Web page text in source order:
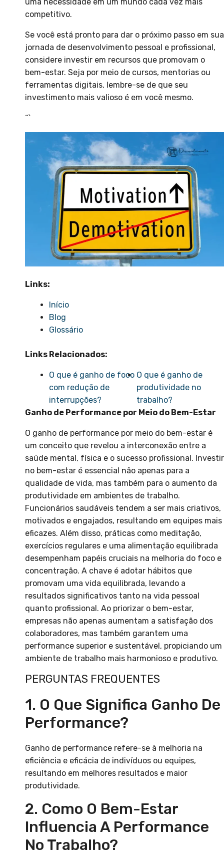
competitivo.
Se você está pronto para dar o próximo passo em sua
jornada de desenvolvimento pessoal e profissional,
considere investir em recursos que promovam o
bem-estar. Seja por meio de cursos, mentorias ou
ferramentas digitais, lembre-se de que seu
investimento mais valioso é em você mesmo.
“`
Links:
Início
Blog
Glossário
Links Relacionados:
O que é ganho de foco
com redução de
interrupções?
O que é ganho de
produtividade no
trabalho?
Ganho de Performance por Meio do Bem-Estar
O ganho de performance por meio do bem-estar é
um conceito que revelou a interconexão entre a
saúde mental, física e o sucesso profissional. Investir
no bem-estar é essencial não apenas para a
qualidade de vida, mas também para o aumento da
produtividade em ambientes de trabalho.
Funcionários saudáveis tendem a ser mais criativos,
motivados e engajados, resultando em equipes mais
eficazes. Além disso, práticas como meditação,
exercícios regulares e uma alimentação equilibrada
desempenham papéis cruciais na melhoria do foco e
concentração. A chave é adotar hábitos que
promovam uma vida equilibrada, levando a
resultados significativos tanto na vida pessoal
quanto profissional. Ao priorizar o bem-estar,
empresas não apenas aumentam a satisfação dos
colaboradores, mas também garantem uma
performance superior e sustentável, propiciando um
ambiente de trabalho mais harmonioso e produtivo.
PERGUNTAS FREQUENTES
1. O Que Significa Ganho De
Performance?
Ganho de performance refere-se à melhoria na
eficiência e eficácia de indivíduos ou equipes,
resultando em melhores resultados e maior
produtividade.
2. Como O Bem-Estar
Influencia A Performance
No Trabalho?